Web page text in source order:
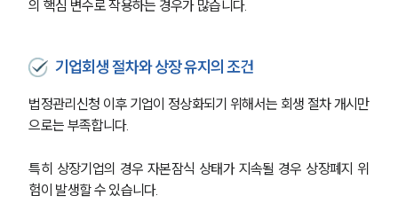
의 핵심 변수로 작용하는 경우가 많습니다.
기업회생 절차와 상장 유지의 조건
법정관리신청 이후 기업이 정상화되기 위해서는 회생 절차 개시만
으로는 부족합니다.
특히 상장기업의 경우 자본잠식 상태가 지속될 경우 상장폐지 위
험이 발생할 수 있습니다.